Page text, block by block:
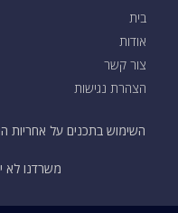
בית
אודות
צור קשר
הצהרת נגישות
השימוש בתכנים על אחריות
משרדנו לא